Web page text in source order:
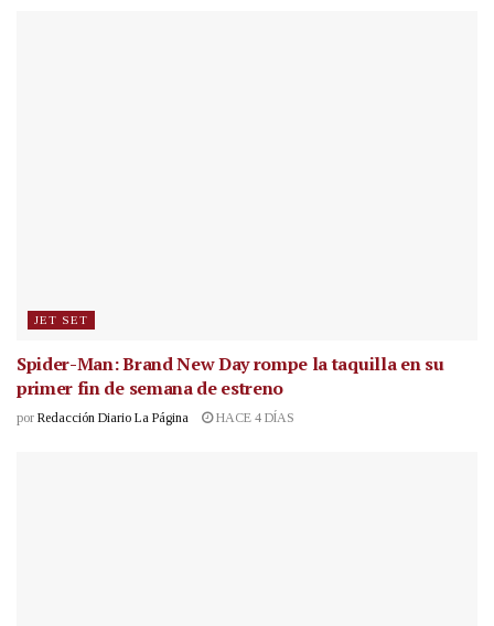
JET SET
Spider-Man: Brand New Day rompe la taquilla en su
primer fin de semana de estreno
por Redacción Diario La Página HACE 4 DÍAS